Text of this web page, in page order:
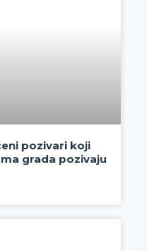
pozivari koji
grada pozivaju